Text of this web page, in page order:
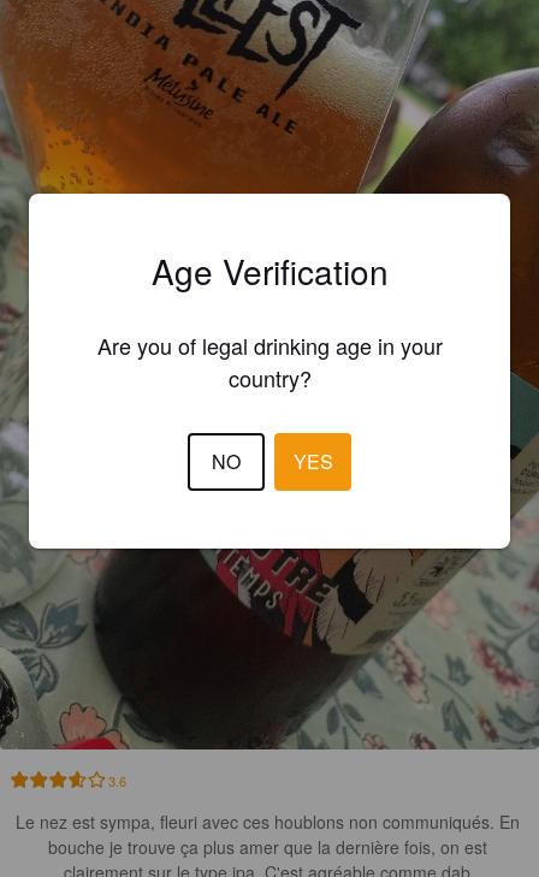
3.6
Le nez est sympa, fleuri avec ces houblons non communiqués. En
bouche je trouve ça plus amer que la dernière fois, on est
Age Verification
Are you of legal drinking age in your
country?
NO YES